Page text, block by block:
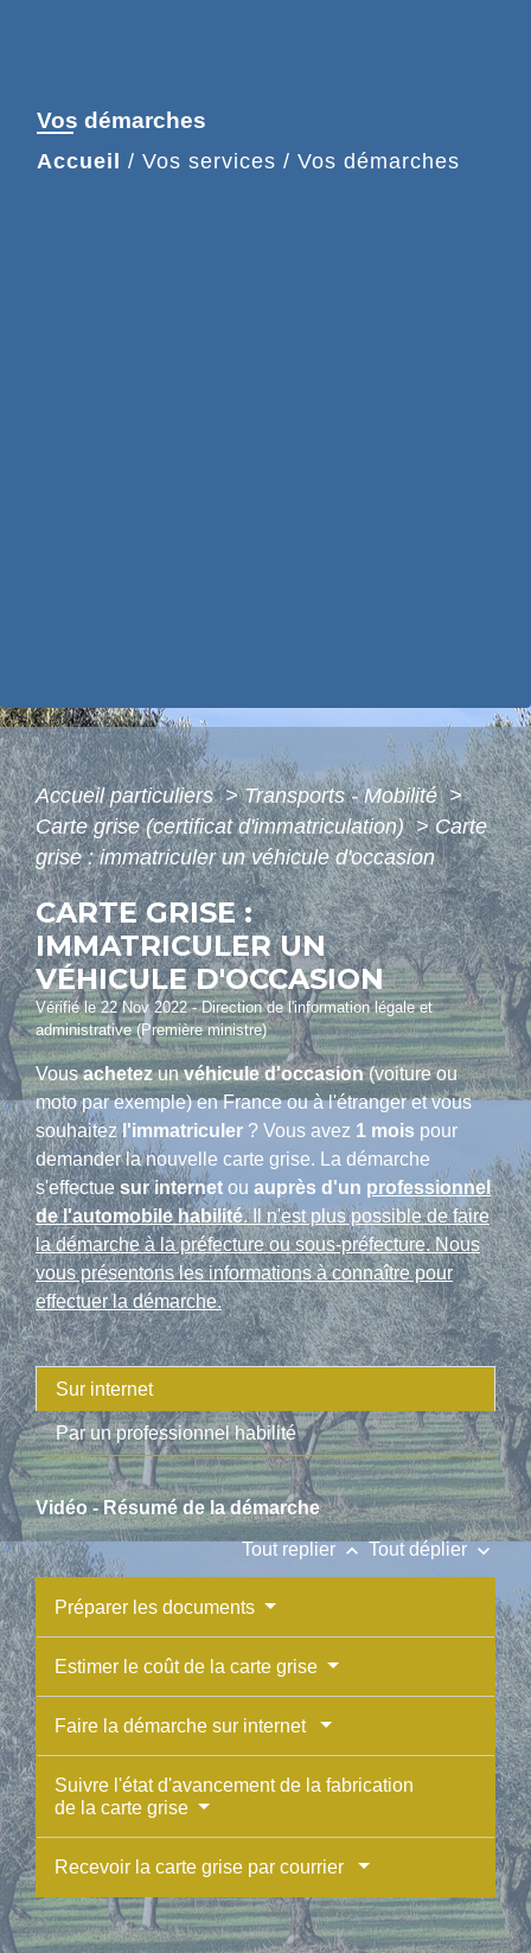
Vos démarches
Accueil / Vos services / Vos démarches
Accueil particuliers> Transports - Mobilité>
Carte grise (certificat d'immatriculation)> Carte
grise : immatriculer un véhicule d'occasion
CARTE GRISE :
IMMATRICULER UN
VÉHICULE D'OCCASION
Vérifié le 22 Nov 2022 - Direction de l'information légale et
administrative (Première ministre)
Vousachetezunvéhicule d'occasion(voiture ou
moto par exemple) en France ou à l'étranger et vous
souhaitezl'immatriculer ? Vous avez 1 mois pour
demander la nouvelle carte grise. La démarche
s'effectuesur internet ou auprès d'un professionnel
de l'automobile habilité. Il n'est plus possible de faire
la démarche à la préfecture ou sous-préfecture. Nous
vous présentons les informations à connaître pour
effectuer la démarche.
Sur internet
Par un professionnel habilité
Vidéo - Résumé de la démarche
Tout replier keyboard_arrow_up Tout déplier keyboard_arrow_down
Préparer les documents
Estimer le coût de la carte grise
Faire la démarche sur internet
Suivre l'état d'avancement de la fabrication
de la carte grise
Recevoir la carte grise par courrier